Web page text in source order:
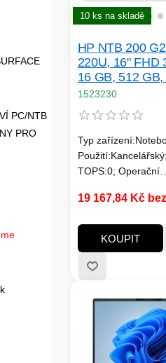
PC/NTB
PRO
10 ks na skladě
HP NTB 200
220U, 16" FHD
16 GB, 512
BT, bez
DOS
1523230
Typ
TOPS:0; Operační
procesorů:Intel
jader:6; Maximální
procesoru (GHz):0;
procesoru (GHz):0;
Model grafické
grafické karty
paměti RAM
panelu:OLED
19 167,84 Kč
KOUPIT